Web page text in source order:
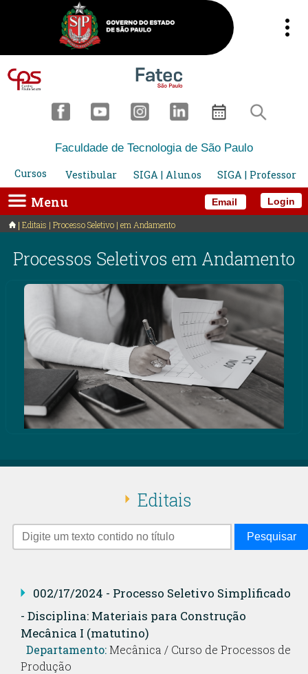
Email
Faculdade de Tecnologia de São Paulo
Cursos
Vestibular SIGA | Alunos SIGA | Professor
Menu Login
Editais | Processo Seletivo | em Andamento
Processos Seletivos em Andamento
Editais
Pesquisar
002/17/2024 - Processo Seletivo Simplificado
- Disciplina: Materiais para Construção
Mecânica I (matutino)
Departamento:Mecânica / Curso de Processos de
Produção